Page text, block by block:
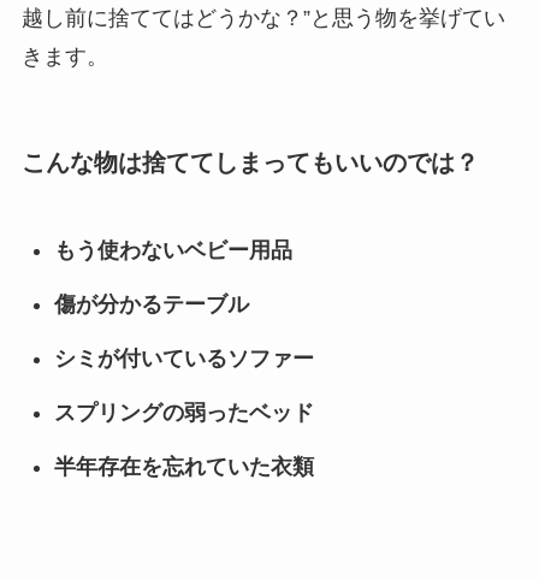
越し前に捨ててはどうかな？”と思う物を挙げてい
きます。
こんな物は捨ててしまってもいいのでは？
もう使わないベビー用品
傷が分かるテーブル
シミが付いているソファー
スプリングの弱ったベッド
半年存在を忘れていた衣類